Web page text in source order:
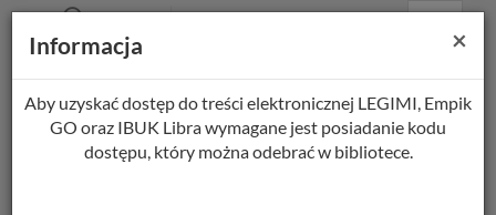
główne
główna
strona
główna
Menu
Wszystkie pola
Rozszerzone
×
Informacja
Aby uzyskać dostęp do treści elektronicznej LEGIMI, Empik
GO oraz IBUK Libra wymagane jest posiadanie kodu
dostępu, który można odebrać w bibliotece.